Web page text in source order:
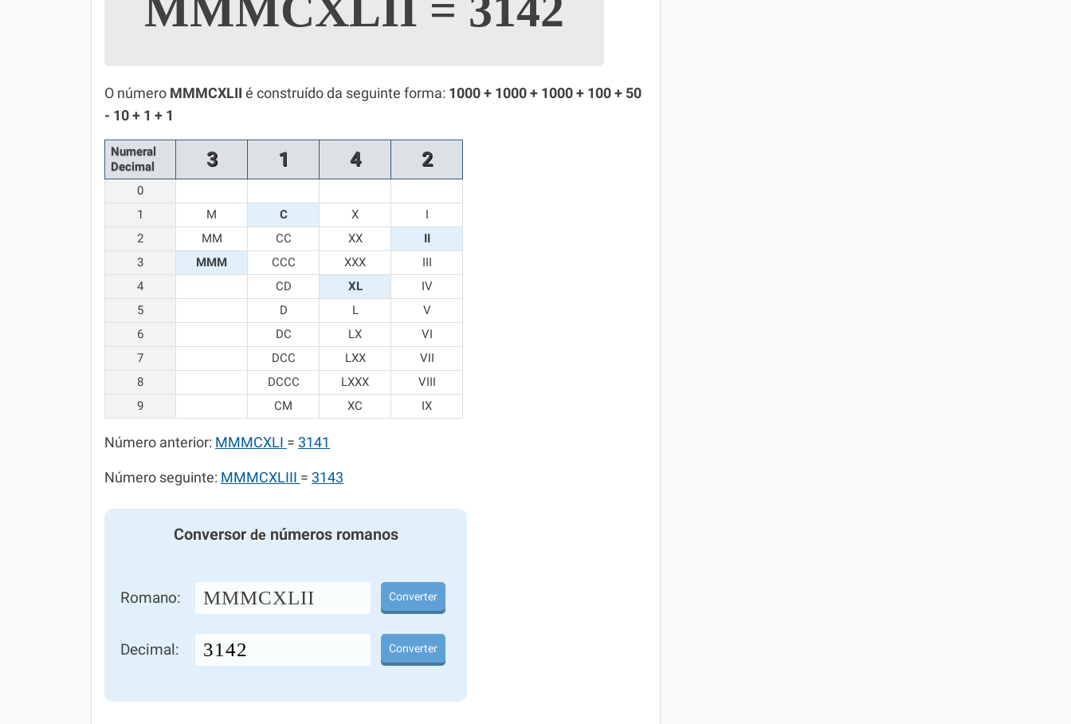
Todos os Exercícios
O número MMMCXLII é construído da seguinte forma: 1000 + 1000 + 1000 + 100 + 50
- 10 + 1 + 1
Numeral
Decimal
3 1 4 2
0
1
M C X
I
2
MM CC XX
II
3
MMM CCC XXX
III
4
CD XL
IV
5
D L
V
6
DC LX
VI
7
DCC LXX
VII
8
DCCC LXXX
VIII
9
CM XC IX
Número anterior: MMMCXLI = 3141
Número seguinte: MMMCXLIII = 3143
Conversor denúmeros romanos
Romano: MMMCXLII Converter
Decimal: Converter